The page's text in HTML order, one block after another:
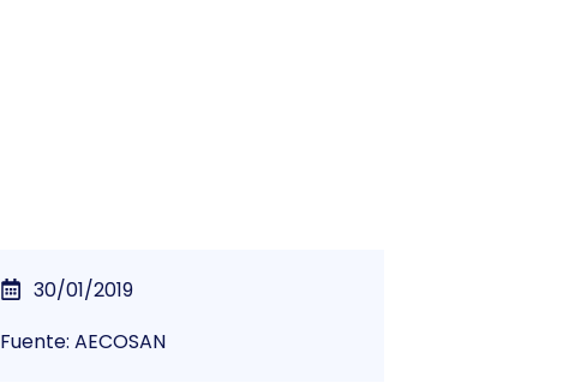
30/01/2019
Fuente: AECOSAN